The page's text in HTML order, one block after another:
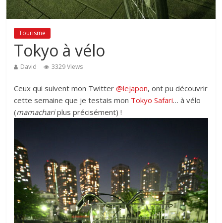
Tourisme
Tokyo à vélo
David 3329 Views
Ceux qui suivent mon Twitter@lejapon, ont pu découvrir
cette semaine que je testais mon Tokyo Safari… à vélo
(mamachariplus précisément) !